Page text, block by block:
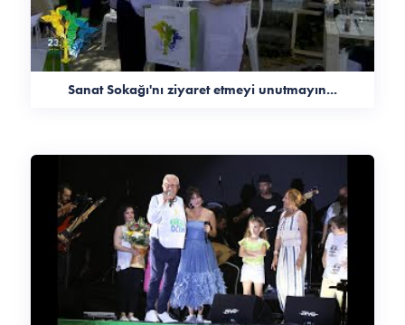
Sanat Sokağı'nı ziyaret etmeyi unutmayın...